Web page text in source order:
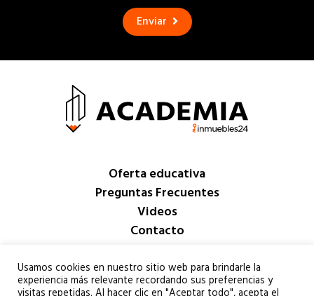
Enviar
Oferta educativa
Preguntas Frecuentes
Videos
Contacto
Usamos cookies en nuestro sitio web para brindarle la
experiencia más relevante recordando sus preferencias y